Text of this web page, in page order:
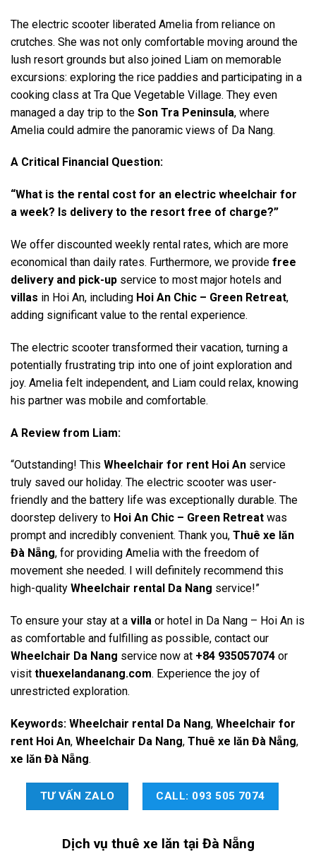
The electric scooter liberated Amelia from reliance on
crutches. She was not only comfortable moving around the
lush resort grounds but also joined Liam on memorable
excursions: exploring the rice paddies and participating in a
cooking class at Tra Que Vegetable Village. They even
managed a day trip to the Son Tra Peninsula, where
Amelia could admire the panoramic views of Da Nang.
A Critical Financial Question:
“What is the rental cost for an electric wheelchair for
a week? Is delivery to the resort free of charge?”
We offer discounted weekly rental rates, which are more
economical than daily rates. Furthermore, we provide free
delivery and pick-up service to most major hotels and
villas in Hoi An, including Hoi An Chic – Green Retreat,
adding significant value to the rental experience.
The electric scooter transformed their vacation, turning a
potentially frustrating trip into one of joint exploration and
joy. Amelia felt independent, and Liam could relax, knowing
his partner was mobile and comfortable.
A Review from Liam:
“Outstanding! This Wheelchair for rent Hoi An service
truly saved our holiday. The electric scooter was user-
friendly and the battery life was exceptionally durable. The
doorstep delivery to Hoi An Chic – Green Retreat was
prompt and incredibly convenient. Thank you, Thuê xe lăn
Đà Nẵng, for providing Amelia with the freedom of
movement she needed. I will definitely recommend this
high-quality Wheelchair rental Da Nang service!”
To ensure your stay at a villa or hotel in Da Nang – Hoi An is
as comfortable and fulfilling as possible, contact our
Wheelchair Da Nang service now at +84 935057074 or
visit thuexelandanang.com. Experience the joy of
unrestricted exploration.
Keywords: Wheelchair rental Da Nang, Wheelchair for
rent Hoi An, Wheelchair Da Nang, Thuê xe lăn Đà Nẵng,
xe lăn Đà Nẵng.
TƯ VẤN ZALO CALL: 093 505 7074
Dịch vụ thuê xe lăn tại Đà Nẵng